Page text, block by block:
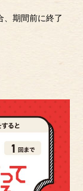
期間前に終了